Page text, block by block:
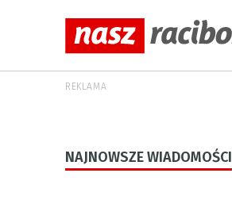
REKLAMA
NAJNOWSZE WIADOMOŚCI